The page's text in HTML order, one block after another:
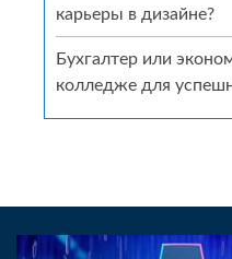
карьеры в дизайне?
Бухгалтер или
колледже для